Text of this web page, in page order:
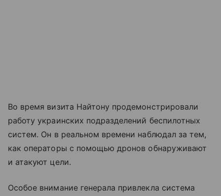
Во время визита Найтону продемонстрировали
работу украинских подразделений беспилотных
систем. Он в реальном времени наблюдал за тем,
как операторы с помощью дронов обнаруживают
и атакуют цели.
Особое внимание генерала привлекла система